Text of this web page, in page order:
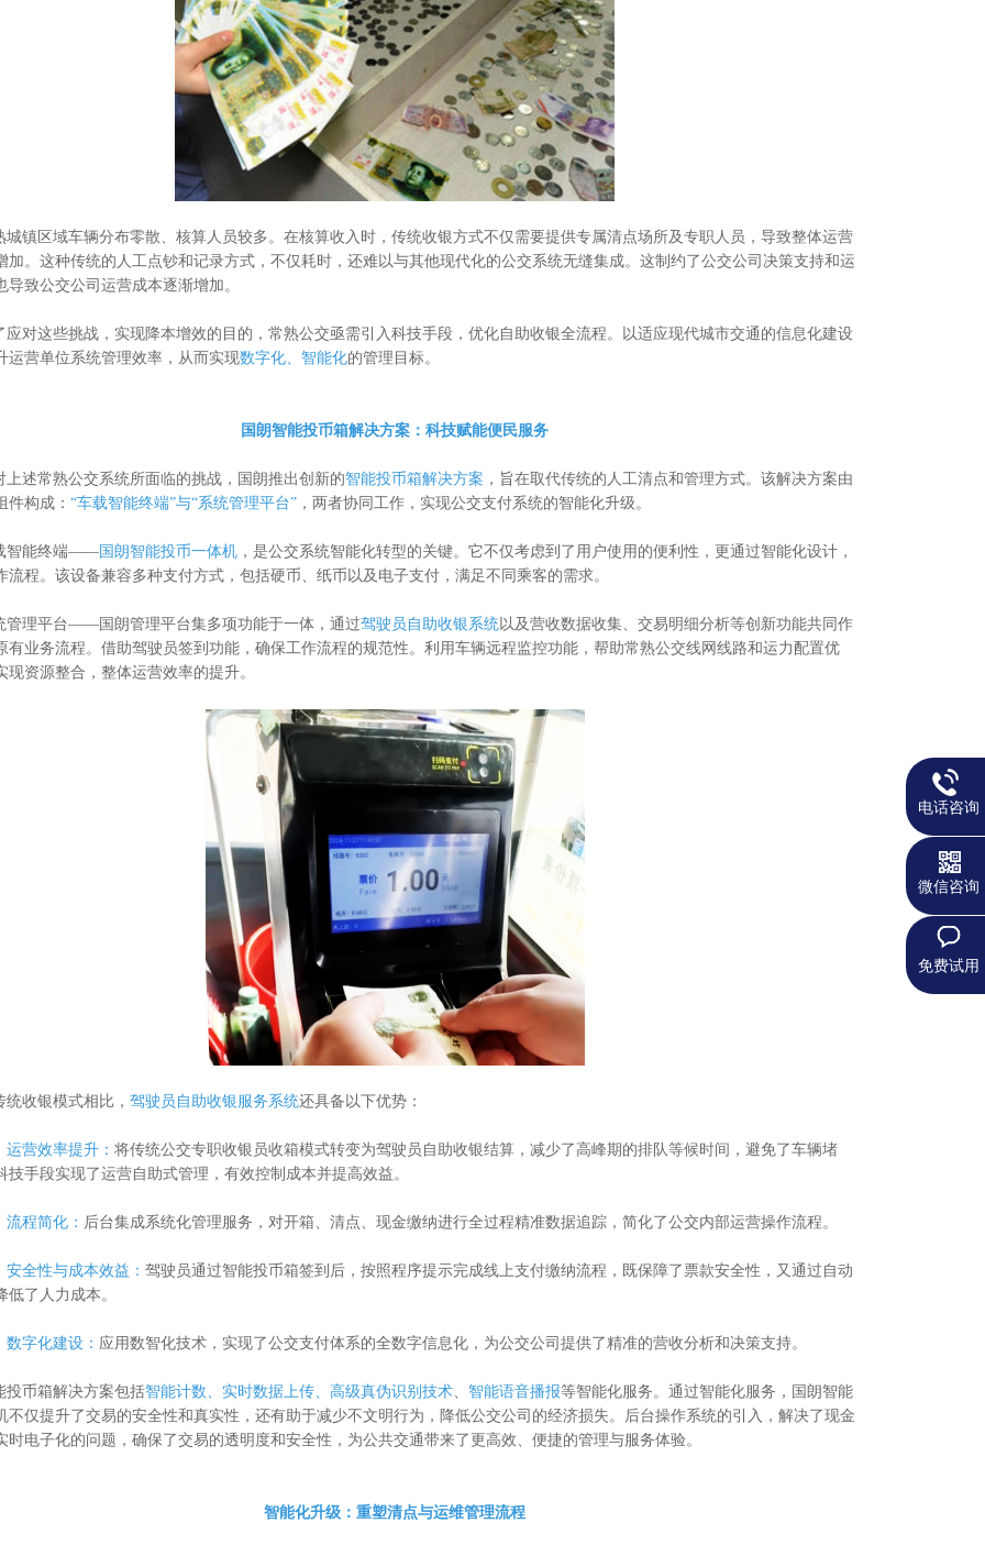
区域车辆分布零散、核算人员较多。在核算收入时，传统收银方式不仅需要提供专属清点场所及专职人员，导致整体运营
加。这种传统的人工点钞和记录方式，不仅耗时，还难以与其他现代化的公交系统无缝集成。这制约了公交公司决策支持和运
导致公交公司运营成本逐渐增加。
这些挑战，实现降本增效的目的，常熟公交亟需引入科技手段，优化自助收银全流程。以适应现代城市交通的信息化建设
运营单位系统管理效率，从而实现数字化、智能化的管理目标。
国朗智能投币箱解决方案：科技赋能便民服务
常熟公交系统所面临的挑战，国朗推出创新的智能投币箱解决方案 ，旨在取代传统的人工清点和管理方式。该解决方案由
件构成： “车载智能终端”与“系统管理平台” ，两者协同工作，实现公交支付系统的智能化升级。
能终端—— 国朗智能投币一体机 ，是公交系统智能化转型的关键。它不仅考虑到了用户使用的便利性，更通过智能化设计，
流程。该设备兼容多种支付方式，包括硬币、纸币以及电子支付，满足不同乘客的需求。
平台——国朗管理平台集多项功能于一体，通过驾驶员自助收银系统以及营收数据收集、交易明细分析等创新功能共同作
有业务流程。借助驾驶员签到功能，确保工作流程的规范性。利用车辆远程监控功能，帮助常熟公交线网线路和运力配置优
现资源整合，整体运营效率的提升。
银模式相比， 驾驶员自助收银服务系统还具备以下优势：
效率提升： 将传统公交专职收银员收箱模式转变为驾驶员自助收银结算，减少了高峰期的排队等候时间，避免了车辆堵
技手段实现了运营自助式管理，有效控制成本并提高效益。
简化： 后台集成系统化管理服务，对开箱、清点、现金缴纳进行全过程精准数据追踪，简化了公交内部运营操作流程。
性与成本效益： 驾驶员通过智能投币箱签到后，按照程序提示完成线上支付缴纳流程，既保障了票款安全性，又通过自动
低了人力成本。
化建设： 应用数智化技术，实现了公交支付体系的全数字信息化，为公交公司提供了精准的营收分析和决策支持。
箱解决方案包括智能计数、实时数据上传、高级真伪识别技术、 智能语音播报等智能化服务。通过智能化服务，国朗智能
不仅提升了交易的安全性和真实性，还有助于减少不文明行为，降低公交公司的经济损失。后台操作系统的引入，解决了现金
时电子化的问题，确保了交易的透明度和安全性，为公共交通带来了更高效、便捷的管理与服务体验。
智能化升级：重塑清点与运维管理流程
电话咨询
微信咨询
免费试用